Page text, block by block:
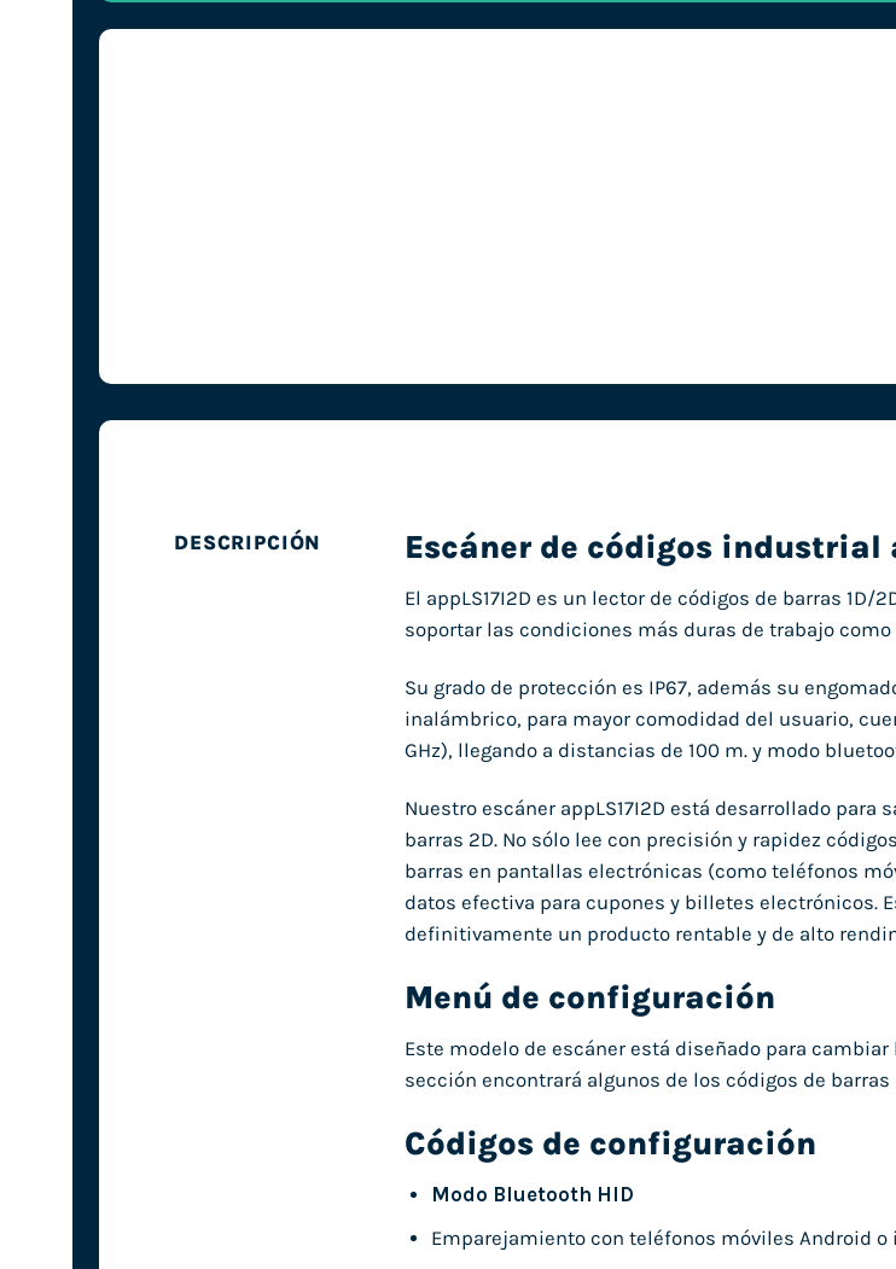
DESCRIPCIÓN Escáner de códigos industrial
El appLS17I2D es un lector de códigos de barras
soportar las condiciones más duras de trabajo como
Su grado de protección es IP67, además su
inalámbrico, para mayor comodidad del usuario,
GHz), llegando a distancias de 100 m. y modo
Nuestro escáner appLS17I2D está desarrollado
barras 2D. No sólo lee con precisión y rapidez
barras en pantallas electrónicas (como teléfonos
datos efectiva para cupones y billetes electrónicos.
definitivamente un producto rentable y de alto
Menú de configuración
Este modelo de escáner está diseñado para
sección encontrará algunos de los códigos de
Códigos de configuración
Modo Bluetooth HID
Emparejamiento con teléfonos móviles Android o